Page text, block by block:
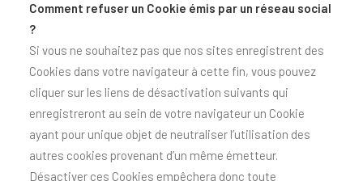
Comment refuser un Cookie émis par un réseau social
?
Si vous ne souhaitez pas que nos sites enregistrent des
Cookies dans votre navigateur à cette fin, vous pouvez
cliquer sur les liens de désactivation suivants qui
enregistreront au sein de votre navigateur un Cookie
ayant pour unique objet de neutraliser l’utilisation des
autres cookies provenant d’un même émetteur.
Désactiver ces Cookies empêchera donc toute